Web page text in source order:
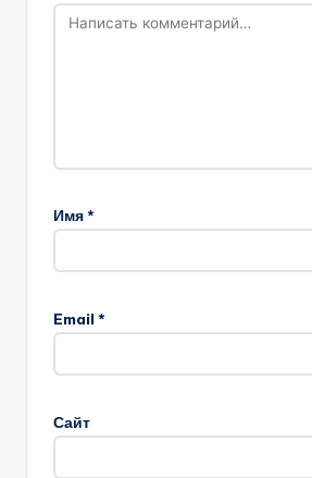
Имя*
Email *
Сайт